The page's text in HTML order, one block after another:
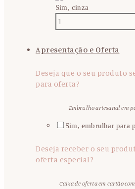
Sim, cinza
Apresentação e Oferta
Deseja que o seu produto
para oferta?
Embrulho artesanal em
Sim, embrulhar para
Deseja receber o seu
oferta especial?
Caixa de oferta em cartão